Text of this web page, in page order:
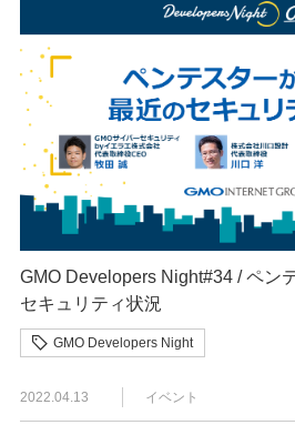
GMO Developers Night#34 / ペン
セキュリティ状況
GMO Developers Night
2022.04.13 イベント